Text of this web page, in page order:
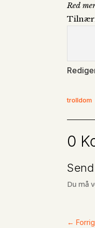
Red
trolldom
0
Du må
←